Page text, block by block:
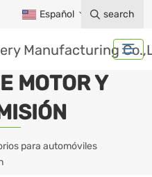
Español search
MOTOR Y
para automóviles